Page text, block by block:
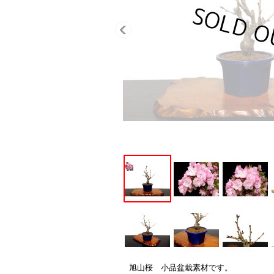
旭山桜 小品盆栽素材です。